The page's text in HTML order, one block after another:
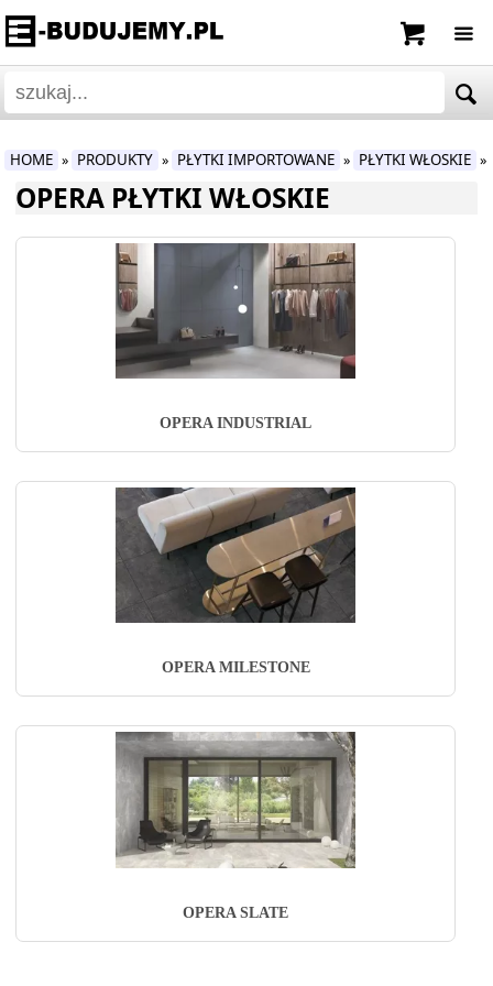
HOME » PRODUKTY » PŁYTKI IMPORTOWANE » PŁYTKI WŁOSKIE »
OPERA PŁYTKI WŁOSKIE
OPERA INDUSTRIAL
OPERA MILESTONE
OPERA SLATE